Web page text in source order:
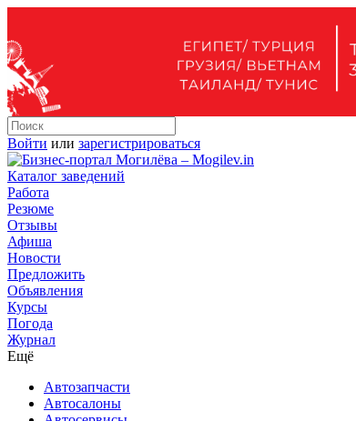
Войти или зарегистрироваться
Каталог заведений
Работа
Резюме
Отзывы
Афиша
Новости
Предложить
Объявления
Курсы
Погода
Журнал
Ещё
Автозапчасти
Автосалоны